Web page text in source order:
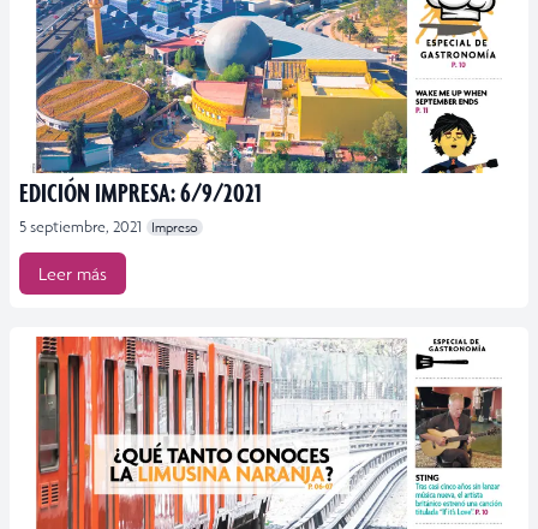
EDICIÓN IMPRESA: 6/9/2021
5 septiembre, 2021 Impreso
Leer más